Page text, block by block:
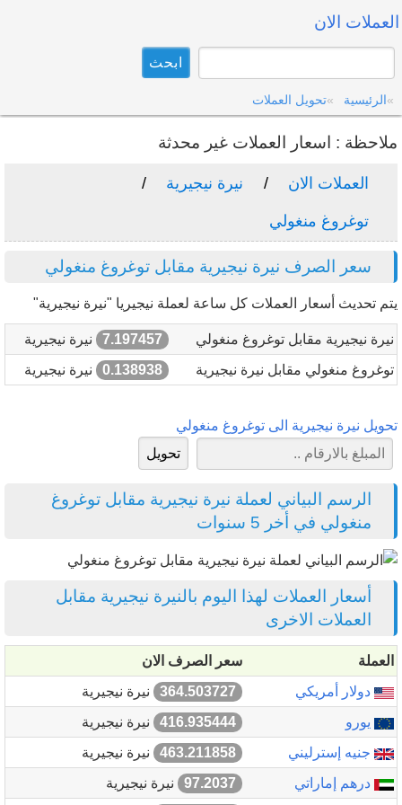
العملات الان
الرئيسية تحويل العملات
ملاحظة : اسعار العملات غير محدثة
العملات الان نيرة نيجيرية
توغروغ منغولي
سعر الصرف نيرة نيجيرية مقابل توغروغ منغولي
يتم تحديث أسعار العملات كل ساعة لعملة نيجيريا "نيرة نيجيرية"
نيرة نيجيرية مقابل توغروغ منغولي 7.197457
نيرة نيجيرية
توغروغ منغولي مقابل نيرة نيجيرية
0.138938 نيرة نيجيرية
تحويل نيرة نيجيرية الى توغروغ منغولي
الرسم البياني لعملة نيرة نيجيرية مقابل توغروغ
منغولي في أخر 5 سنوات
أسعار العملات لهذا اليوم بالنيرة نيجيرية مقابل
العملات الاخرى
العملة
سعر الصرف الان
دولار أمريكي
364.503727
نيرة نيجيرية
يورو
416.935444
نيرة نيجيرية
جنيه إسترليني
463.211858
نيرة نيجيرية
درهم إماراتي
97.2037
نيرة نيجيرية